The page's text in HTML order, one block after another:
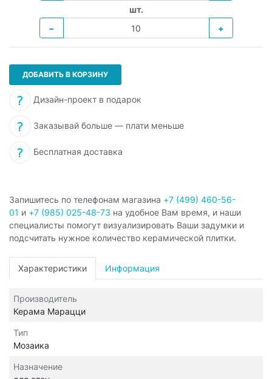
шт.
−
+
ДОБАВИТЬ В КОРЗИНУ
Дизайн-проект в подарок
Заказывай больше — плати меньше
Бесплатная доставка
Запишитесь по телефонам магазина +7 (499) 460-56-
01 и +7 (985) 025-48-73 на удобное Вам время, и наши
специалисты помогут визуализировать Ваши задумки и
подсчитать нужное количество керамической плитки.
Характеристики Информация
Производитель
Керама Марацци
Тип
Мозаика
Назначение